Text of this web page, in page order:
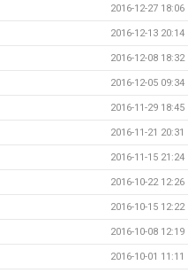
2016-12-27 18:06
2016-12-13 20:14
2016-12-08 18:32
2016-12-05 09:34
2016-11-29 18:45
2016-11-21 20:31
2016-11-15 21:24
2016-10-22 12:26
2016-10-15 12:22
2016-10-08 12:19
2016-10-01 11:11